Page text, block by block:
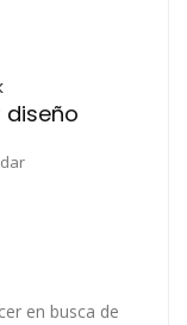
diseño
en busca de